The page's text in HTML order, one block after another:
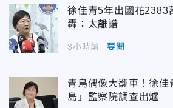
徐佳青5年出國花
轟：太離譜
3小時前 要聞
青鳥偶像大翻車！徐佳
島」監察院調查出爐